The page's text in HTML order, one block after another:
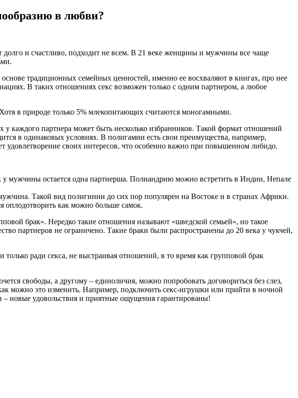
в любви?
и счастливо, подходит не всем. В 21 веке женщины и мужчины все чаще
традиционных семейных ценностей, именно ее восхваляют в книгах, про нее
В таких отношениях секс возможен только с одним партнером, а любое
в природе только 5% млекопитающих считаются моногамными.
каждого партнера может быть несколько избранников. Такой формат отношений
в одинаковых условиях. В полигамии есть свои преимущества, например,
удовлетворение своих интересов, что особенно важно при повышенном либидо.
у мужчины остается одна партнерша. Полиандрию можно встретить в Индии, Непале
Такой вид полигинии до сих пор популярен на Востоке и в странах Африки.
оплодотворить как можно больше самок.
брак». Нередко такие отношения называют «шведской семьей», но такое
партнеров не ограничено. Такие браки были распространены до 20 века у чукчей,
ради секса, не выстраивая отношений, в то время как групповой брак
свободы, а другому – единоличия, можно попробовать договориться без слез,
можно это изменить. Например, подключить секс-игрушки или прийти в ночной
новые удовольствия и приятные ощущения гарантированы!